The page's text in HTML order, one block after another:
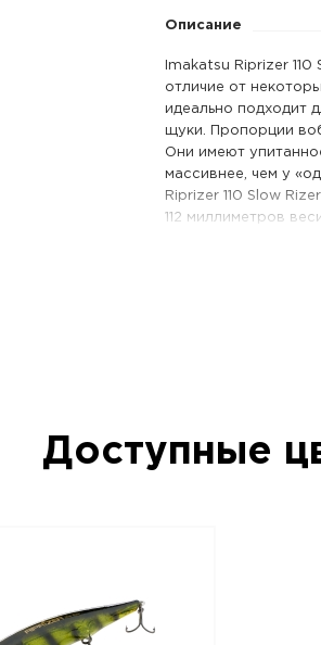
Описание
Imakatsu Riprizer
отличие от
идеально подходит
щуки. Пропорции
Они имеют
массивнее, чем у
Riprizer 110 Slow
112 миллиметров
приличного веса и
подповерхностном
Доступные